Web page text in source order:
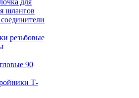
для
шлангов
резьбовые
90
Т-